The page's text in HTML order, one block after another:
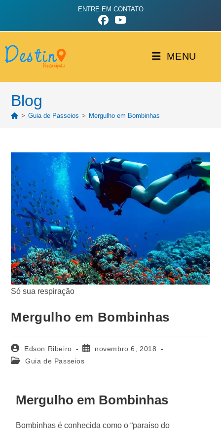
ENTRE EM CONTATO
MENU
Blog
> Guia de Passeios > Mergulho em Bombinhas
Só sua respiração
Mergulho em Bombinhas
Edson Ribeiro
novembro 6, 2018
Guia de Passeios
Mergulho em Bombinhas
Bombinhas é conhecida como o “paraíso do